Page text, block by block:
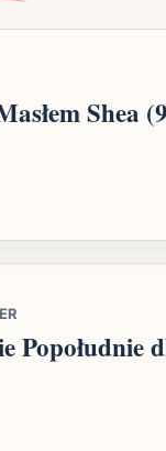
Shea
Popołudnie